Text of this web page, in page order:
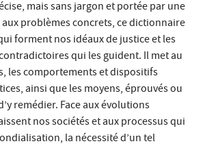
mais sans jargon et portée par une
problèmes concrets, ce dictionnaire
forment nos idéaux de justice et les
qui les guident. Il met au
les comportements et dispositifs
ainsi que les moyens, éprouvés ou
remédier. Face aux évolutions
nos sociétés et aux processus qui
la nécessité d’un tel